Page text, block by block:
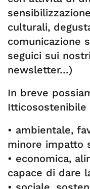
culturali,
comunicazione
seguici sui
newsletter…)
In breve
• ambientale,
minore impatto
• economica,
capace di dare